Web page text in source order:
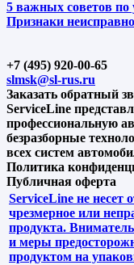
5 важных советов по
Признаки
+7 (495) 920-00-65
slmsk@sl-rus.ru
Заказать обратный
ServiceLine
профессиональную
безразборные
всех систем
Политика
Публичная оферта
ServiceLine не несет
чрезмерное или
продукта.
и меры
продуктом на